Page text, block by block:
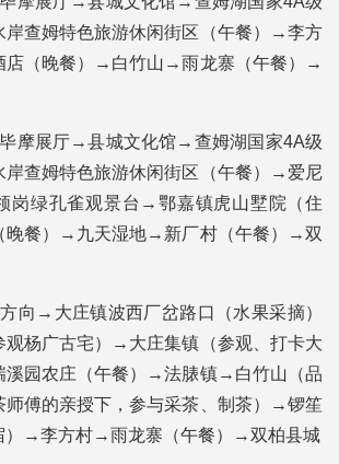
查姆特色旅游休闲街区（午餐）→李方
店（晚餐）→白竹山→雨龙寨（午餐）→
摩展厅→县城文化馆→查姆湖国家4A级
查姆特色旅游休闲街区（午餐）→爱尼
岗绿孔雀观景台→鄂嘉镇虎山墅院（住
晚餐）→九天湿地→新厂村（午餐）→双
向→大庄镇波西厂岔路口（水果采摘）
杨广古宅）→大庄集镇（参观、打卡大
溪园农庄（午餐）→法脿镇→白竹山（品
师傅的亲授下，参与采茶、制茶）→锣笙
）→李方村→雨龙寨（午餐）→双柏县城